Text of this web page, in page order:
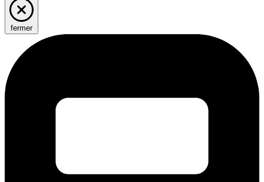
fermer